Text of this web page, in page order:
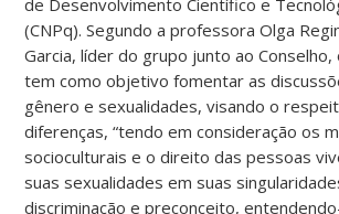
(CNPq). Segundo a professora Olga
Garcia, líder do grupo junto ao Conselho,
tem como objetivo fomentar as
gênero e sexualidades, visando o
diferenças, “tendo em consideração os
socioculturais e o direito das pessoas
suas sexualidades em suas
discriminação e preconceito,